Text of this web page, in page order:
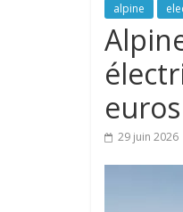
alpine
euros
29 juin 2026